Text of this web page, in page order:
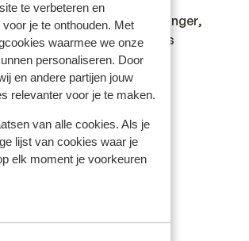
te verbeteren en
je te onthouden. Met
waarmee we onze
personaliseren. Door
en andere partijen jouw
relevanter voor je te maken.
van alle cookies. Als je
lijst van cookies waar je
elk moment je voorkeuren
cours peut fortement changer,
commander que des petits
sur place.